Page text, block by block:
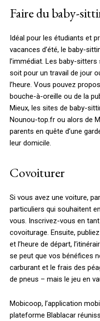
Faire du baby-
Idéal pour les étudiants et
vacances d’été, le baby-
l’immédiat. Les baby-
soit pour un travail de jour
l’heure. Vous pouvez
bouche-à-oreille ou de la
Mieux, les sites de baby-
Nounou-top.fr ou alors de
parents en quête d’une
leur domicile.
Covoiturer
Si vous avez une voiture,
particuliers qui souhaitent
vous. Inscrivez-vous en
covoiturage. Ensuite,
et l’heure de départ,
se peut que vos bénéfices
carburant et le frais des
de pneus – mais le jeu en
Mobicoop, l’application
plateforme Blablacar